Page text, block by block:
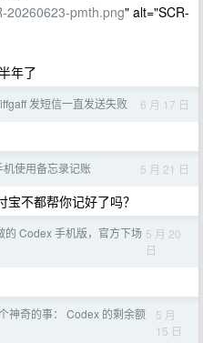
20260623-pmth.png" alt="SCR-
年了
发短信一直发送失败 6 月 17 日
机使用备忘录记账 5 月 21 日
不都帮你记好了吗？
的 Codex 手机版，官方下场 5 月 20
日
神奇的事： Codex 的剩余额
5 月
15 日